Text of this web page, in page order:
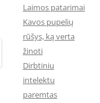
Laimos patarimai
Kavos pupelių
rūšys, ką verta
žinoti
Dirbtiniu
intelektu
paremtas